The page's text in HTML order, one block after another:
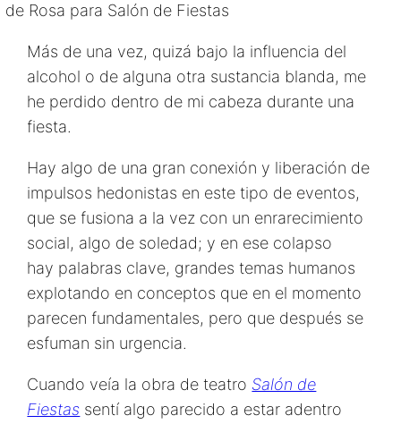
Rosa para Salón de Fiestas
Más de una vez, quizá bajo la influencia del
alcohol o de alguna otra sustancia blanda, me
he perdido dentro de mi cabeza durante una
fiesta.
Hay algo de una gran conexión y liberación de
impulsos hedonistas en este tipo de eventos,
que se fusiona a la vez con un enrarecimiento
social, algo de soledad; y en ese colapso
hay palabras clave, grandes temas humanos
explotando en conceptos que en el momento
parecen fundamentales, pero que después se
esfuman sin urgencia.
Cuando veía la obra de teatro Salón de
Fiestas sentí algo parecido a estar adentro